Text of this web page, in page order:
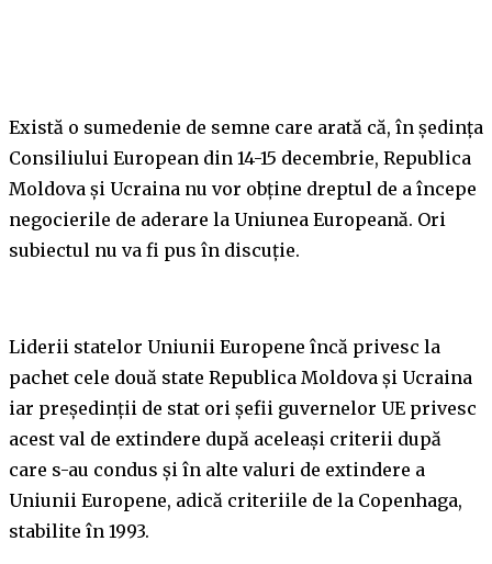
Există o sumedenie de semne care arată că, în ședința
Consiliului European din 14-15 decembrie, Republica
Moldova și Ucraina nu vor obține dreptul de a începe
negocierile de aderare la Uniunea Europeană. Ori
subiectul nu va fi pus în discuție.
Liderii statelor Uniunii Europene încă privesc la
pachet cele două state Republica Moldova și Ucraina
iar președinții de stat ori șefii guvernelor UE privesc
acest val de extindere după aceleași criterii după
care s-au condus și în alte valuri de extindere a
Uniunii Europene, adică criteriile de la Copenhaga,
stabilite în 1993.